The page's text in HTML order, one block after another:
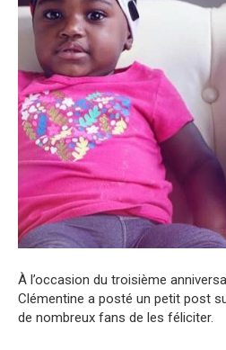
À l’occasion du troisième
Clémentine a posté un petit post
de nombreux fans de les féliciter.